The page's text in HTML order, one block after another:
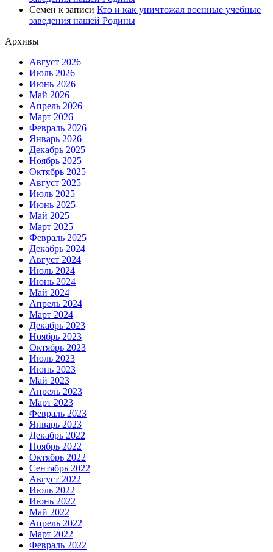
Семен к записи Кто и как уничтожал военные учебные
заведения нашей Родины
Архивы
Август 2026
Июль 2026
Июнь 2026
Май 2026
Апрель 2026
Март 2026
Февраль 2026
Январь 2026
Декабрь 2025
Ноябрь 2025
Октябрь 2025
Август 2025
Июль 2025
Июнь 2025
Май 2025
Март 2025
Февраль 2025
Декабрь 2024
Август 2024
Июль 2024
Июнь 2024
Май 2024
Апрель 2024
Март 2024
Декабрь 2023
Ноябрь 2023
Октябрь 2023
Июль 2023
Июнь 2023
Май 2023
Апрель 2023
Март 2023
Февраль 2023
Январь 2023
Декабрь 2022
Ноябрь 2022
Октябрь 2022
Сентябрь 2022
Август 2022
Июль 2022
Июнь 2022
Май 2022
Апрель 2022
Март 2022
Февраль 2022